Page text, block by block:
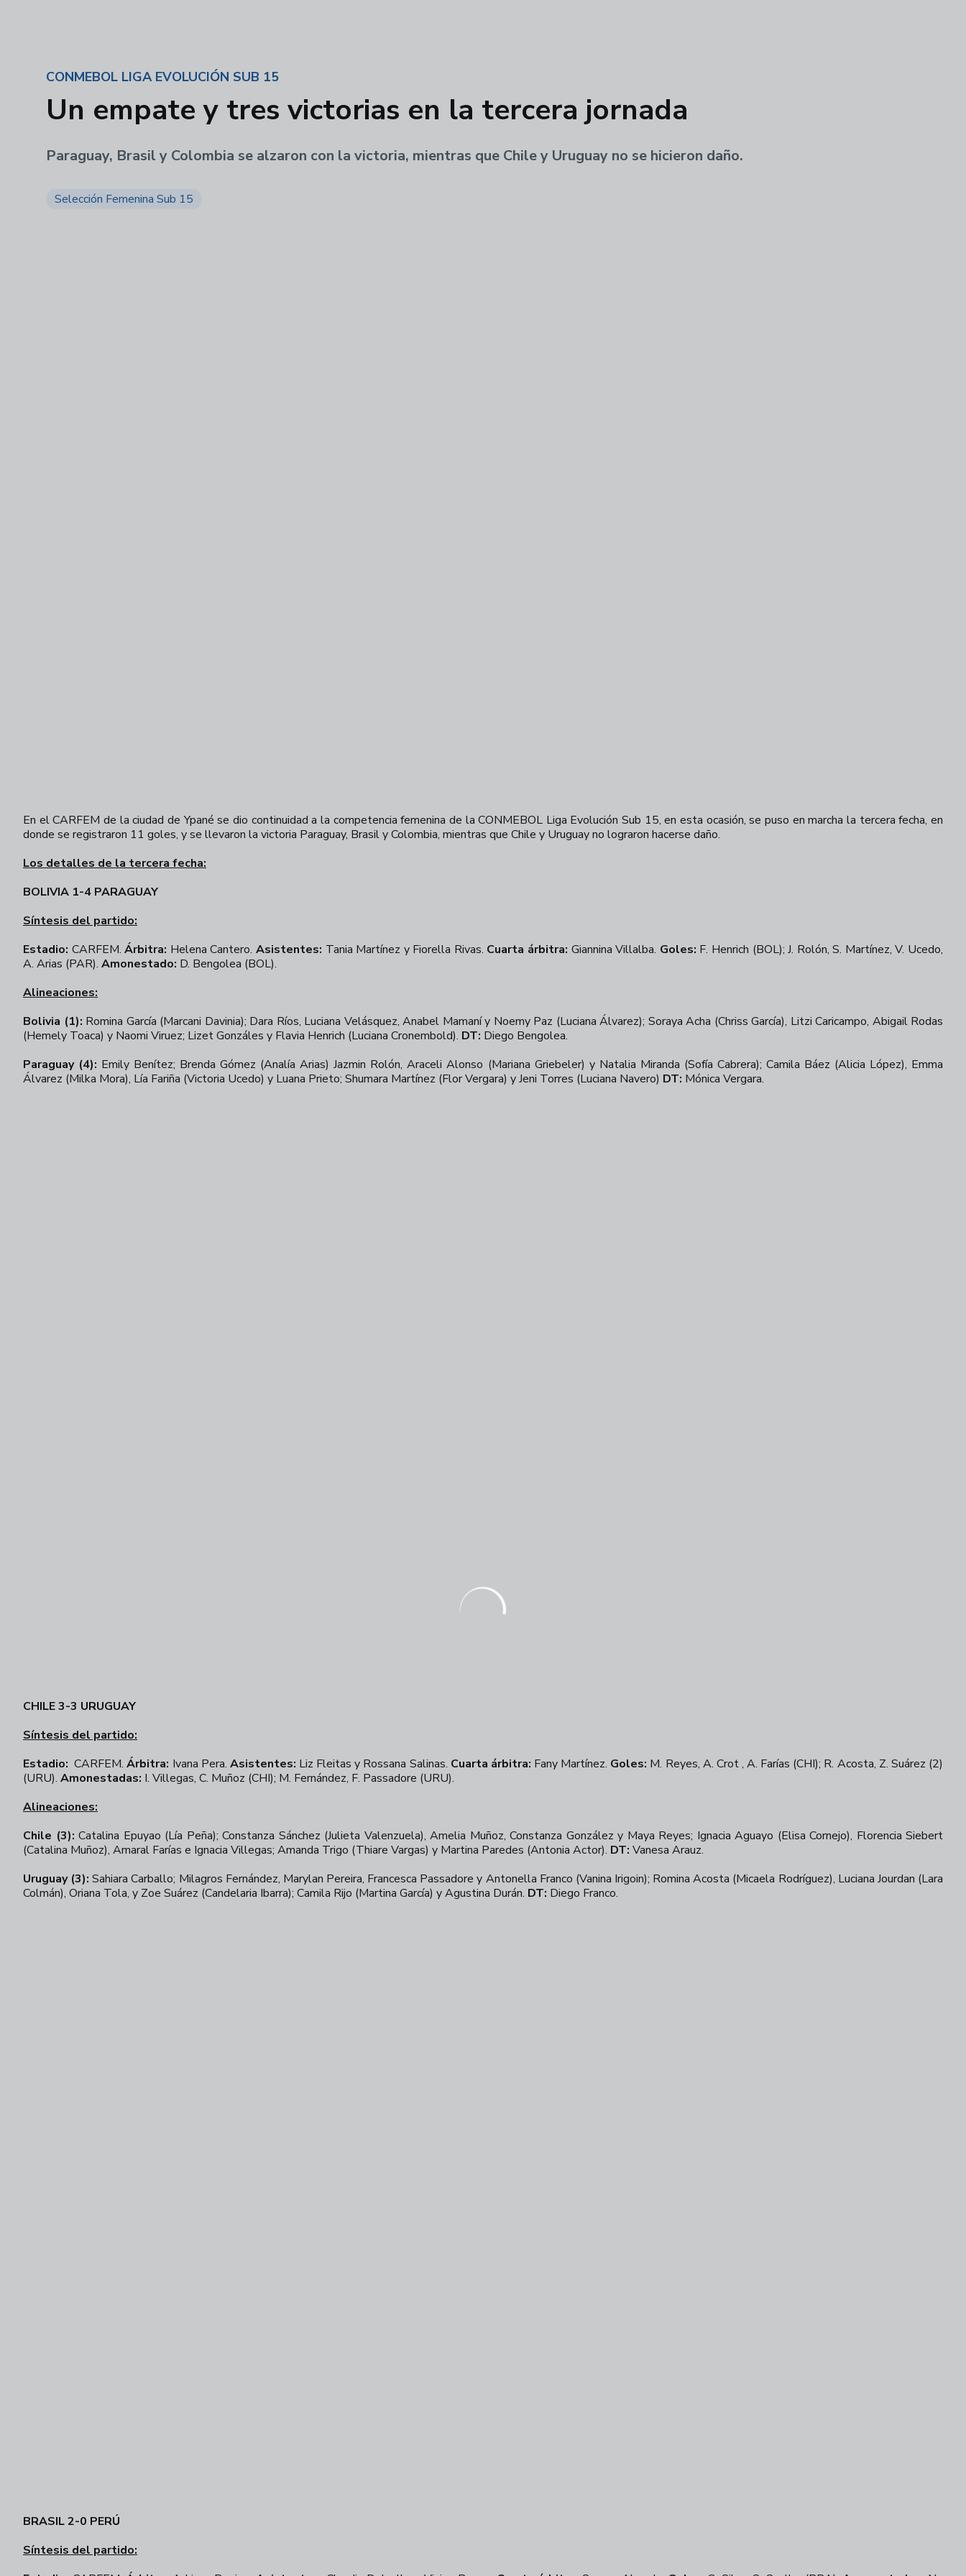
CONMEBOL LIGA EVOLUCIÓN SUB 15
Un empate y tres victorias en la tercera jornada
Paraguay, Brasil y Colombia se alzaron con la victoria, mientras que Chile y Uruguay no se hicieron daño.
Selección Femenina Sub 15
En el CARFEM de la ciudad de Ypané se dio continuidad a la competencia femenina de la CONMEBOL Liga Evolución Sub 15, en esta ocasión, se puso en marcha la tercera fecha, en
donde se registraron 11 goles, y se llevaron la victoria Paraguay, Brasil y Colombia, mientras que Chile y Uruguay no lograron hacerse daño.
Los detalles de la tercera fecha:
BOLIVIA 1-4 PARAGUAY
Síntesis del partido:
Estadio: CARFEM.Árbitra: Helena Cantero. Asistentes: Tania Martínez y Fiorella Rivas. Cuarta árbitra: Giannina Villalba. Goles: F. Henrich (BOL); J. Rolón, S. Martínez, V. Ucedo,
A. Arias (PAR). Amonestado: D. Bengolea (BOL).
Alineaciones:
Bolivia (1): Romina García (Marcani Davinia); Dara Ríos, Luciana Velásquez, Anabel Mamaní y Noemy Paz (Luciana Álvarez); Soraya Acha (Chriss García), Litzi Caricampo, Abigail Rodas
(Hemely Toaca) y Naomi Viruez; Lizet Gonzáles y Flavia Henrich (Luciana Cronembold). DT: Diego Bengolea.
Paraguay (4): Emily Benítez; Brenda Gómez (Analía Arias) Jazmin Rolón, Araceli Alonso (Mariana Griebeler) y Natalia Miranda (Sofía Cabrera); Camila Báez (Alicia López), Emma
Álvarez (Milka Mora), Lía Fariña (Victoria Ucedo) y Luana Prieto; Shumara Martínez (Flor Vergara) y Jeni Torres (Luciana Navero) DT: Mónica Vergara.
CHILE 3-3 URUGUAY
Síntesis del partido:
Estadio: CARFEM.Árbitra: Ivana Pera. Asistentes: Liz Fleitas y Rossana Salinas. Cuarta árbitra: Fany Martínez. Goles: M. Reyes, A. Crot , A. Farías (CHI); R. Acosta, Z. Suárez (2)
(URU). Amonestadas: I. Villegas, C. Muñoz (CHI); M. Fernández, F. Passadore (URU).
Alineaciones:
Chile (3): Catalina Epuyao (Lía Peña); Constanza Sánchez (Julieta Valenzuela), Amelia Muñoz, Constanza González y Maya Reyes; Ignacia Aguayo (Elisa Cornejo), Florencia Siebert
(Catalina Muñoz), Amaral Farías e Ignacia Villegas; Amanda Trigo (Thiare Vargas) y Martina Paredes (Antonia Actor). DT: Vanesa Arauz.
Uruguay (3):Sahiara Carballo; Milagros Fernández, Marylan Pereira, Francesca Passadore y Antonella Franco (Vanina Irigoin); Romina Acosta (Micaela Rodríguez), Luciana Jourdan (Lara
Colmán), Oriana Tola, y Zoe Suárez (Candelaria Ibarra); Camila Rijo (Martina García) y Agustina Durán. DT: Diego Franco.
BRASIL 2-0 PERÚ
Síntesis del partido: